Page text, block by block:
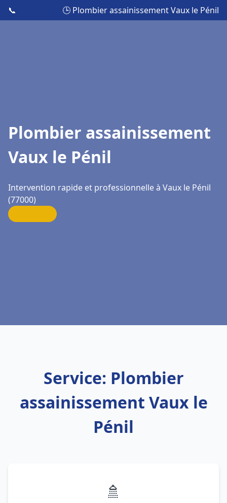
📞 🕒 Plombier assainissement Vaux le Pénil
Plombier assainissement
Vaux le Pénil
Intervention rapide et professionnelle à Vaux le Pénil
(77000)
Service: Plombier
assainissement Vaux le
Pénil
🚿